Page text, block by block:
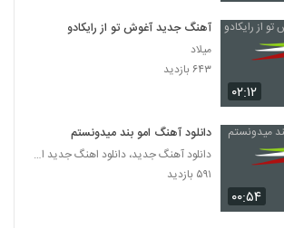
۰۲:۱۲
آهنگ جدید آغوش تو از رایکادو
میلاد
۶۴۳ بازدید
۰۰:۵۴
دانلود آهنگ امو بند میدونستم
دانلود آهنگ جدید، دانلود اهنگ جدید ایرانی
۵۹۱ بازدید